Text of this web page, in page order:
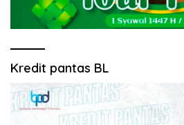
Kredit pantas BL